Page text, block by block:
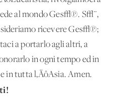
al mondo Ges√π. S√¨,
ricevere Ges√π;
a portarlo agli altri, a
in ogni tempo ed in
in tutta l‚ÄôAsia. Amen.